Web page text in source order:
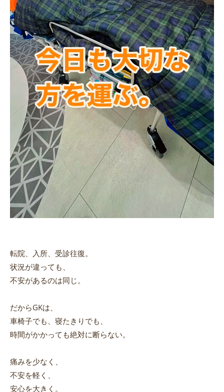
転院、入所、受診往復。
状況が違っても、
不安があるのは同じ。
だからGKは、
車椅子でも、寝たきりでも、
時間がかかっても絶対に断らない。
痛みを少なく、
不安を軽く、
安心を大きく。